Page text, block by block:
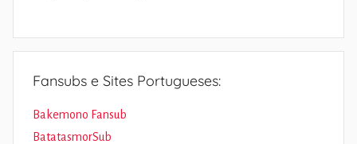
Fansubs e Sites Portugueses:
Bakemono Fansub
BatatasmorSub